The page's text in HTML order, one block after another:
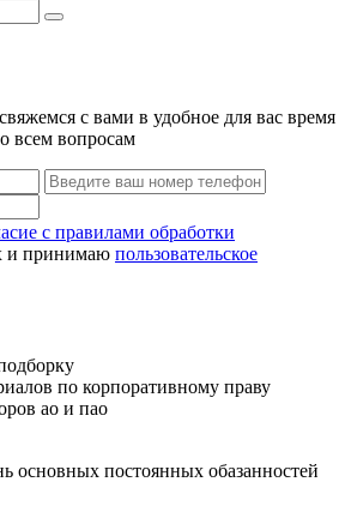
с вами в удобное для вас время
всем вопросам
с правилами обработки
и принимаю пользовательское
по корпоративному праву
ао и пао
основных постоянных обазанностей